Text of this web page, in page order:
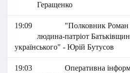
Геращенко
19:09
"Полковник Роман
людина-патріот
українського" - Юрій Бутусов
19:03
Оперативна